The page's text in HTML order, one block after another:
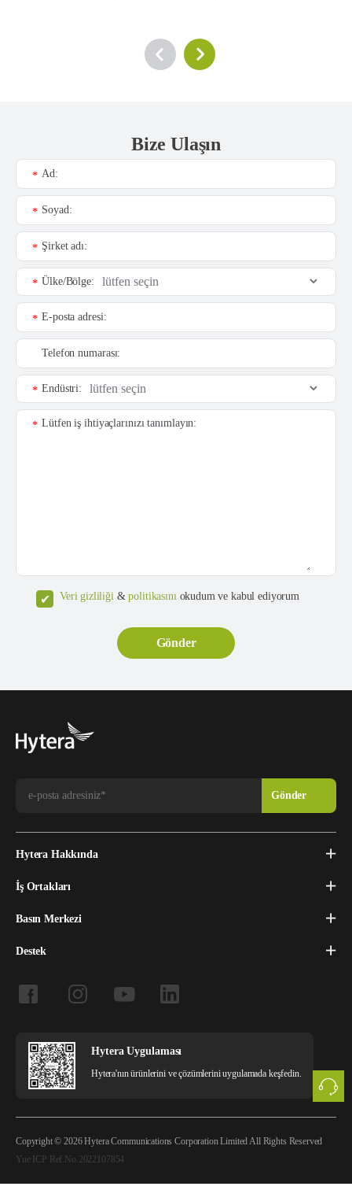
Bize Ulaşın
Ad:
*
Soyad:
*
Şirket adı:
*
Ülke/Bölge:
*
E-posta adresi:
*
Telefon numarası:
Endüstri:
*
Lütfen iş ihtiyaçlarınızı tanımlayın:
*
Veri gizliliği&politikasınıokudum ve kabul ediyorum
Hytera Hakkında
İş Ortakları
Basın Merkezi
Destek
Hytera Uygulaması
Hytera'nın ürünlerini ve çözümlerini uygulamada keşfedin.
Copyright © 2026 Hytera Communications Corporation Limited All Rights Reserved
Yue ICP Ref.No.2022107854